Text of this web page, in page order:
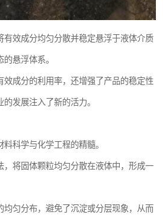
有效成分均匀分散并稳定悬浮于液体介质
悬浮体系。
效成分的利用率，还增强了产品的稳定性
发展注入了新的活力。
科学与化学工程的精髓。
，将固体颗粒均匀分散在液体中，形成一
均匀分布，避免了沉淀或分层现象，从而